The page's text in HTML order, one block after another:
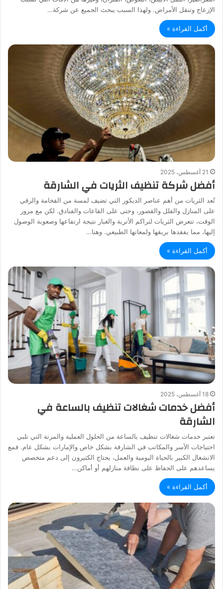
الإزعاج وتنقل الأمراض. ولهذا السبب يبحث الجميع عن شركة…
أكمل القراءة »
21 أغسطس، 2025
أفضل شركة تنظيف الثريات في الشارقة
تُعد الثريات من أهم عناصر الديكور التي تضيف لمسة من الفخامة والرقي
على المنازل والفلل والقصور، وحتى على القاعات والفنادق. لكن مع مرور
الوقت، تتعرض الثريات لتراكم الأتربة والغبار نتيجة ارتفاعها وصعوبة الوصول
إليها، مما يفقدها بريقها ولمعانها الطبيعي. وهنا…
أكمل القراءة »
18 أغسطس، 2025
أفضل خدمات شغالات تنظيف بالساعة في
الشارقة
تعتبر خدمات شغالات تنظيف بالساعة من الحلول العملية والمرنة التي تلبي
احتياجات الأسر والمكاتب في الشارقة بشكل خاص والإمارات بشكل عام. فمع
الانشغال الكبير بالحياة اليومية والعمل، يحتاج الكثيرون إلى دعم متخصص
يساعدهم على الحفاظ على نظافة منازلهم أو أماكن…
أكمل القراءة »